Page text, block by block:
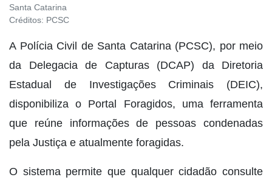
Santa Catarina
Créditos: PCSC
A Polícia Civil de Santa Catarina (PCSC), por meio
da Delegacia de Capturas (DCAP) da Diretoria
Estadual de Investigações Criminais (DEIC),
disponibiliza o Portal Foragidos, uma ferramenta
que reúne informações de pessoas condenadas
pela Justiça e atualmente foragidas.
O sistema permite que qualquer cidadão consulte